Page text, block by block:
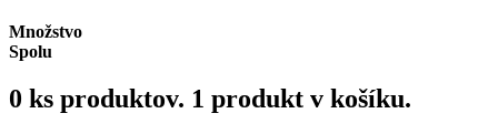
Množstvo
Spolu
0 ks produktov. 1 produkt v košíku.